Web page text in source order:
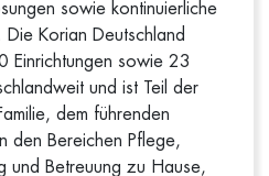
sowie kontinuierliche
Korian Deutschland
Einrichtungen sowie 23
und ist Teil der
dem führenden
den Bereichen Pflege,
und Betreuung zu Hause,